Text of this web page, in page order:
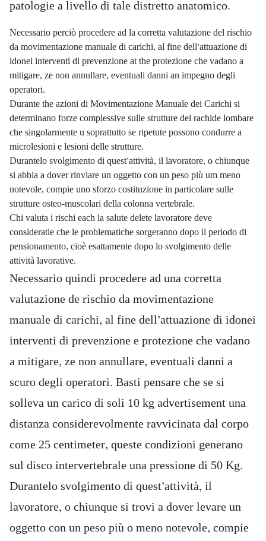
patologie a livello di tale distretto anatomico.
Necessario perciò procedere ad la corretta valutazione del rischio
da movimentazione manuale di carichi, al fine dell’attuazione di
idonei interventi di prevenzione at the protezione che vadano a
mitigare, ze non annullare, eventuali danni an impegno degli
operatori.
Durante the azioni di Movimentazione Manuale dei Carichi si
determinano forze complessive sulle strutture del rachide lombare
che singolarmente u soprattutto se ripetute possono condurre a
microlesioni e lesioni delle strutture.
Durantelo svolgimento di quest’attività, il lavoratore, o chiunque
si abbia a dover rinviare un oggetto con un peso più um meno
notevole, compie uno sforzo costituzione in particolare sulle
strutture osteo-muscolari della colonna vertebrale.
Chi valuta i rischi each la salute delete lavoratore deve
consideratie che le problematiche sorgeranno dopo il periodo di
pensionamento, cioè esattamente dopo lo svolgimento delle
attività lavorative.
Necessario quindi procedere ad una corretta
valutazione de rischio da movimentazione
manuale di carichi, al fine dell’attuazione di idonei
interventi di prevenzione e protezione che vadano
a mitigare, ze non annullare, eventuali danni a
scuro degli operatori. Basti pensare che se si
solleva un carico di soli 10 kg advertisement una
distanza considerevolmente ravvicinata dal corpo
come 25 centimeter, queste condizioni generano
sul disco intervertebrale una pressione di 50 Kg.
Durantelo svolgimento di quest’attività, il
lavoratore, o chiunque si trovi a dover levare un
oggetto con un peso più o meno notevole, compie